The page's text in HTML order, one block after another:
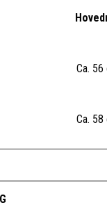
Ca.
Ca.